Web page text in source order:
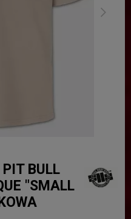
PIT BULL
"SMALL